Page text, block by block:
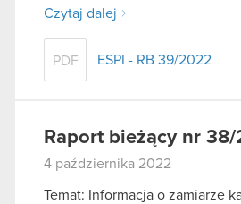
Czytaj dalej
PDF ESPI - RB 39/2022
Raport bieżący nr
4 października 2022
Temat: Informacja o zamiarze